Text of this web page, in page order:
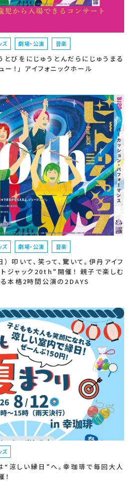
ズ 劇場・公演 音楽
とびをにじゅうとんだらにじゅうまる
ー！」 アイフォニックホール
ズ 劇場・公演 音楽
叩いて、笑って、驚いて。伊丹アイフ
ジャック20th”開催！ 親子で楽しむ
本格2時間公演の2DAYS
ズ
“涼しい縁日”へ。幸珈琲で毎回大人